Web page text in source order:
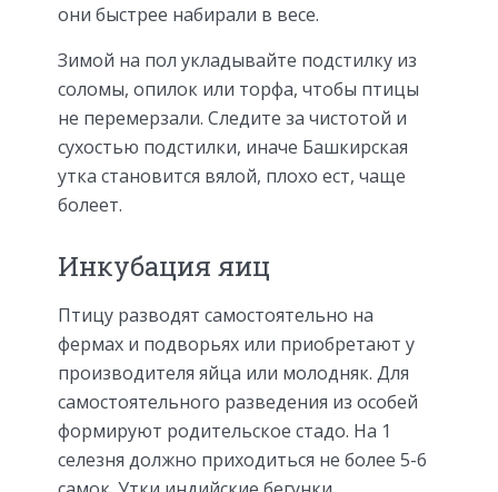
они быстрее набирали в весе.
Зимой на пол укладывайте подстилку из
соломы, опилок или торфа, чтобы птицы
не перемерзали. Следите за чистотой и
сухостью подстилки, иначе Башкирская
утка становится вялой, плохо ест, чаще
болеет.
Инкубация яиц
Птицу разводят самостоятельно на
фермах и подворьях или приобретают у
производителя яйца или молодняк. Для
самостоятельного разведения из особей
формируют родительское стадо. На 1
селезня должно приходиться не более 5-6